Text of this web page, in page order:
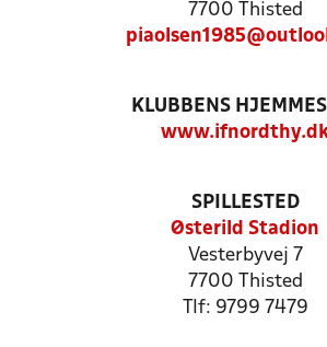
7700 Thisted
KLUBBENS
SPILLESTED
Østerild Stadion
Vesterbyvej 7
7700 Thisted
Tlf: 9799 7479